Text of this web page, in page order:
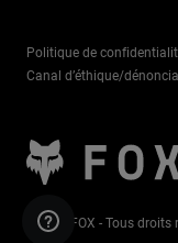
Politique de
Canal d’éthique/
©2026 FOX - Tous droits